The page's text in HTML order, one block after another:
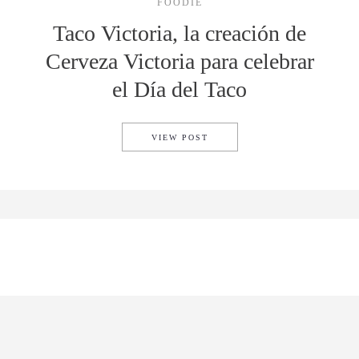
FOODIE
Taco Victoria, la creación de
Cerveza Victoria para celebrar
el Día del Taco
VIEW POST